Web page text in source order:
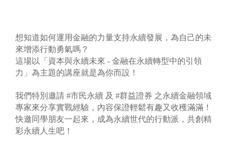
想知道如何運用金融的力量支持永續發展，為自己的未
來增添行動勇氣嗎？
這場以「資本與永續未來 - 金融在永續轉型中的引領
力」為主題的講座就是為你而設！
我們特別邀請 #市民永續 及 #群益證券 之永續金融領域
專家來分享實戰經驗，內容保證輕鬆有趣又收穫滿滿！
快邀同學朋友一起來，成為永續世代的行動派，共創精
彩永續人生吧！